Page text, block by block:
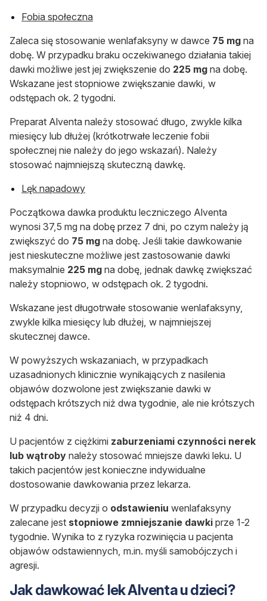
Fobia społeczna
Zaleca się stosowanie wenlafaksyny w dawce 75 mg na
dobę. W przypadku braku oczekiwanego działania takiej
dawki możliwe jest jej zwiększenie do 225 mg na dobę.
Wskazane jest stopniowe zwiększanie dawki, w
odstępach ok. 2 tygodni.
Preparat Alventa należy stosować długo, zwykle kilka
miesięcy lub dłużej (krótkotrwałe leczenie fobii
społecznej nie należy do jego wskazań). Należy
stosować najmniejszą skuteczną dawkę.
Lęk napadowy
Początkowa dawka produktu leczniczego Alventa
wynosi 37,5 mg na dobę przez 7 dni, po czym należy ją
zwiększyć do 75 mg na dobę. Jeśli takie dawkowanie
jest nieskuteczne możliwe jest zastosowanie dawki
maksymalnie 225 mg na dobę, jednak dawkę zwiększać
należy stopniowo, w odstępach ok. 2 tygodni.
Wskazane jest długotrwałe stosowanie wenlafaksyny,
zwykle kilka miesięcy lub dłużej, w najmniejszej
skutecznej dawce.
W powyższych wskazaniach, w przypadkach
uzasadnionych klinicznie wynikających z nasilenia
objawów dozwolone jest zwiększanie dawki w
odstępach krótszych niż dwa tygodnie, ale nie krótszych
niż 4 dni.
U pacjentów z ciężkimi zaburzeniami czynności nerek
lub wątroby należy stosować mniejsze dawki leku. U
takich pacjentów jest konieczne indywidualne
dostosowanie dawkowania przez lekarza.
W przypadku decyzji o odstawieniu wenlafaksyny
zalecane jest stopniowe zmniejszanie dawki prze 1-2
tygodnie. Wynika to z ryzyka rozwinięcia u pacjenta
objawów odstawiennych, m.in. myśli samobójczych i
agresji.
Jak dawkować lek Alventa u dzieci?